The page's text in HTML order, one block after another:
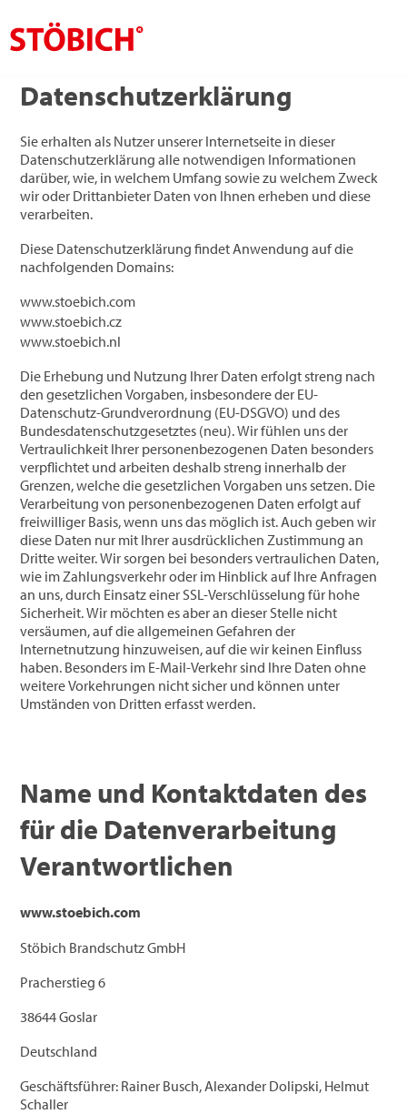
DE
Lösungen
Referenzen
Themenwelten
Jobs
News
Kontakt
Datenschutzerklärung
Sie erhalten als Nutzer unserer Internetseite in dieser
Datenschutzerklärung alle notwendigen Informationen
darüber, wie, in welchem Umfang sowie zu welchem Zweck
wir oder Drittanbieter Daten von Ihnen erheben und diese
verarbeiten.
Diese Datenschutzerklärung findet Anwendung auf die
nachfolgenden Domains:
www.stoebich.com
www.stoebich.cz
www.stoebich.nl
Die Erhebung und Nutzung Ihrer Daten erfolgt streng nach
den gesetzlichen Vorgaben, insbesondere der EU-
Datenschutz-Grundverordnung (EU-DSGVO) und des
Bundesdatenschutzgesetztes (neu). Wir fühlen uns der
Vertraulichkeit Ihrer personenbezogenen Daten besonders
verpflichtet und arbeiten deshalb streng innerhalb der
Grenzen, welche die gesetzlichen Vorgaben uns setzen. Die
Verarbeitung von personenbezogenen Daten erfolgt auf
freiwilliger Basis, wenn uns das möglich ist. Auch geben wir
diese Daten nur mit Ihrer ausdrücklichen Zustimmung an
Dritte weiter. Wir sorgen bei besonders vertraulichen Daten,
wie im Zahlungsverkehr oder im Hinblick auf Ihre Anfragen
an uns, durch Einsatz einer SSL-Verschlüsselung für hohe
Sicherheit. Wir möchten es aber an dieser Stelle nicht
versäumen, auf die allgemeinen Gefahren der
Internetnutzung hinzuweisen, auf die wir keinen Einfluss
haben. Besonders im E-Mail-Verkehr sind Ihre Daten ohne
weitere Vorkehrungen nicht sicher und können unter
Umständen von Dritten erfasst werden.
Name und Kontaktdaten des
für die Datenverarbeitung
Verantwortlichen
www.stoebich.com
Stöbich Brandschutz GmbH
Pracherstieg 6
38644 Goslar
Deutschland
Geschäftsführer: Rainer Busch, Alexander Dolipski, Helmut
Schaller